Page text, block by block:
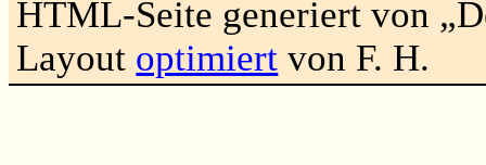
HTML-Seite generiert von
Layout optimiert von F. H.